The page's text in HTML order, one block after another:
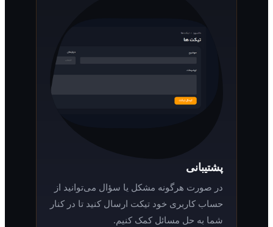
در صورت هرگونه مشکل یا سؤال می‌توانید از
حساب کاربری خود تیکت ارسال کنید تا در کنار
شما به حل مسائل کمک کنیم.